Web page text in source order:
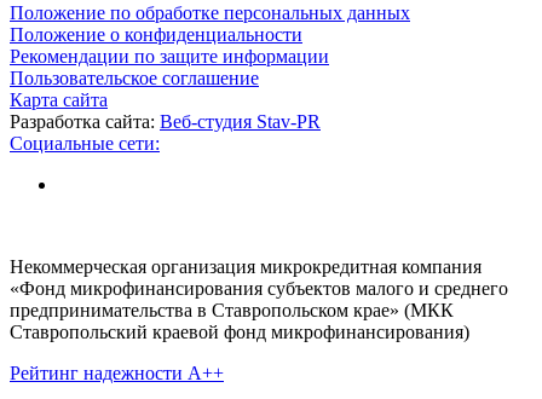
Положение по обработке персональных данных
Положение о конфиденциальности
Рекомендации по защите информации
Пользовательское соглашение
Карта сайта
Разработка сайта: Веб-студия Stav-PR
Социальные сети:
Некоммерческая организация микрокредитная компания
«Фонд микрофинансирования субъектов малого и среднего
предпринимательства в Ставропольском крае» (МКК
Ставропольский краевой фонд микрофинансирования)
Рейтинг надежности A++